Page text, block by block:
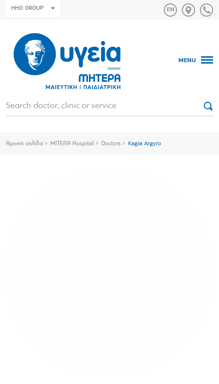
HHG GROUP
MENU
Αρχική σελίδα MITERA Hospital Doctors Kagia Argyro